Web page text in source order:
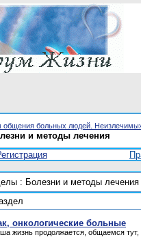
общения больных людей.
и методы лечения
: Болезни и методы лечения
онкологические больные
жизнь продолжается, общаемся